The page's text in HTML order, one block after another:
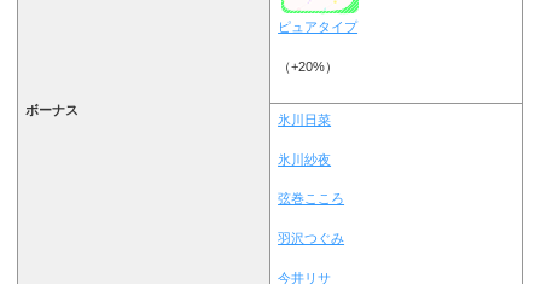
ボーナス
ピュアタイプ
（+20%）
氷川日菜
氷川紗夜
弦巻こころ
羽沢つぐみ
今井リサ